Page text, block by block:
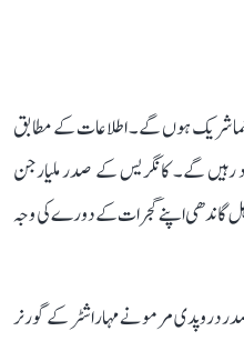
شریک ہوں گے۔ اطلاعات کے مطابق
رہیں گے۔ کانگریس کے صدر ملیارجن
گاندھی اپنے گجرات کے دورے کی وجہ
دروپدی مرمو نے مہاراشٹر کے گورنر